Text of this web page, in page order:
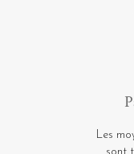
Les
sont